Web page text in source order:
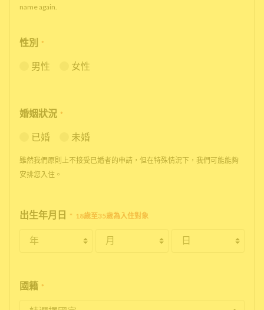
name again.
性別 *
男性 女性
婚姻狀況 *
已婚 未婚
雖然我們原則上不接受已婚者的申請，但在特殊情況下，我們可能能夠
安排您入住。
出生年月日 * 18歲至35歲為入住對象
國籍 *